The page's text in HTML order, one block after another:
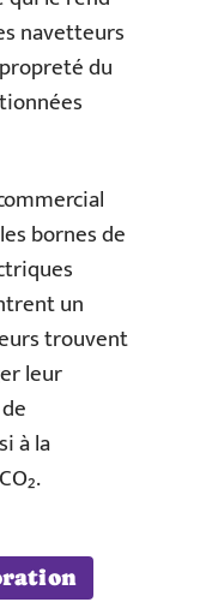
navetteurs
du
bornes de
un
trouvent
leur
à la